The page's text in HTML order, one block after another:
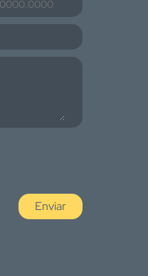
Enviar